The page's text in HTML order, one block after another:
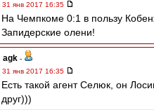
31 янв 2017 16:35
На Чемпкоме 0:1 в пользу
Запидерские олени!
agk -
31 янв 2017 16:35
Есть такой агент Селюк, он
друг)))